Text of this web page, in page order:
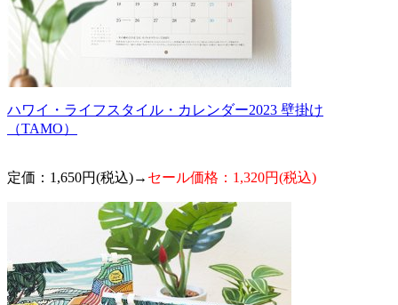
ハワイ・ライフスタイル・カレンダー2023 壁掛け
（TAMO）
定価：1,650円(税込)→ セール価格：1,320円(税込)